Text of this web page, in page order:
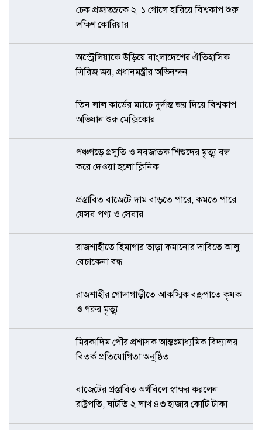
চেক প্রজাতন্ত্রকে ২–১ গোলে হারিয়ে বিশ্বকাপ শুরু
দক্ষিণ কোরিয়ার
অস্ট্রেলিয়াকে উড়িয়ে বাংলাদেশের ঐতিহাসিক
সিরিজ জয়, প্রধানমন্ত্রীর অভিনন্দন
তিন লাল কার্ডের ম্যাচে দুর্দান্ত জয় দিয়ে বিশ্বকাপ
অভিযান শুরু মেক্সিকোর
পঞ্চগড়ে প্রসুতি ও নবজাতক শিশুদের মৃত্যু বন্ধ
করে দেওয়া হলো ক্লিনিক
প্রস্তাবিত বাজেটে দাম বাড়তে পারে, কমতে পারে
যেসব পণ্য ও সেবার
রাজশাহীতে হিমাগার ভাড়া কমানোর দাবিতে আলু
বেচাকেনা বন্ধ
রাজশাহীর গোদাগাড়ীতে আকস্মিক বজ্রপাতে কৃষক
ও গরুর মৃত্যু
মিরকাদিম পৌর প্রশাসক আন্তঃমাধ্যমিক বিদ্যালয়
বিতর্ক প্রতিযোগিতা অনুষ্ঠিত
বাজেটের প্রস্তাবিত অর্থবিলে স্বাক্ষর করলেন
রাষ্ট্রপতি, ঘাটতি ২ লাখ ৪৩ হাজার কোটি টাকা